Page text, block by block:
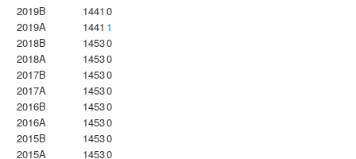
2019B
1441 0
2019A
1441 1
2018B
14530
2018A
14530
2017B
14530
2017A
14530
2016B
14530
2016A
14530
2015B
14530
2015A
14530